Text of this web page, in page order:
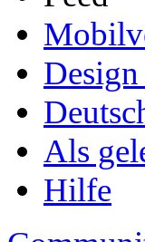
Als
Hilfe